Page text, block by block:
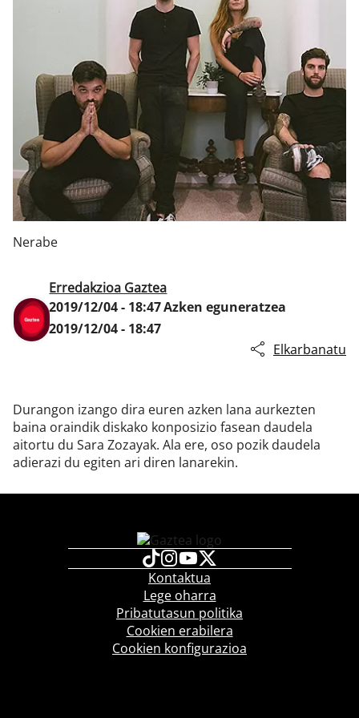
Klisk
Nerabe
Erredakzioa Gaztea
2019/12/04 - 18:47Azken eguneratzea
2019/12/04 - 18:47
Elkarbanatu
Durangon izango dira euren azken lana aurkezten
baina oraindik diskako konposizio fasean daudela
aitortu du Sara Zozayak. Ala ere, oso pozik daudela
adierazi du egiten ari diren lanarekin.
Kontaktua
Lege oharra
Pribatutasun politika
Cookien erabilera
Cookien konfigurazioa